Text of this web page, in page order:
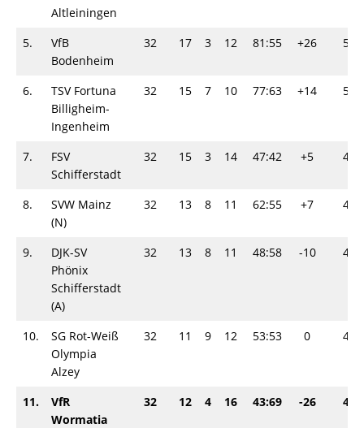
Altleiningen
5.
VfB
Bodenheim
32 17 3 12 81:55 +26 54
6.
TSV Fortuna
Billigheim-
Ingenheim
32 15 7 10 77:63 +14 52
7.
FSV
Schifferstadt
32 15 3 14 47:42 +5 48
8.
SVW Mainz
(N)
32 13 8 11 62:55 +7 47
9.
DJK-SV
Phönix
Schifferstadt
(A)
32 13 8 11 48:58 -10 47
10.
SG Rot-Weiß
Olympia
Alzey
32 11 9 12 53:53 0 42
11.
VfR
Wormatia
32 12 4 16 43:69 -26 40